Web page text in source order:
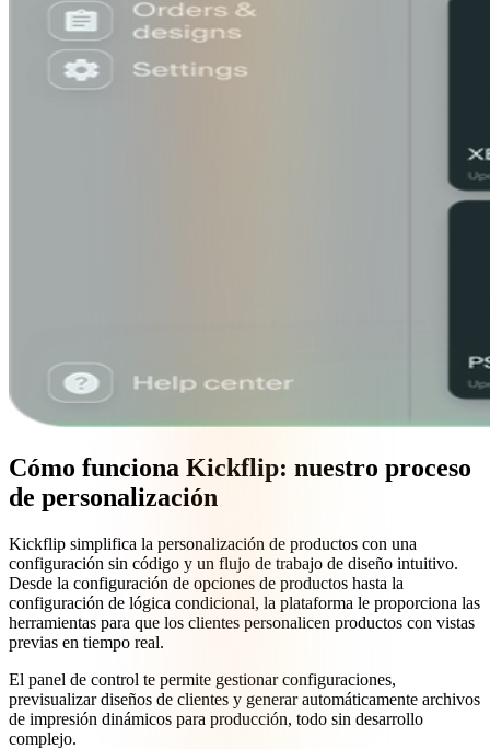
Cómo funciona Kickflip: nuestro proceso
de personalización
Kickflip simplifica la personalización de productos con una
configuración sin código y un flujo de trabajo de diseño intuitivo.
Desde la configuración de opciones de productos hasta la
configuración de lógica condicional, la plataforma le proporciona las
herramientas para que los clientes personalicen productos con vistas
previas en tiempo real.
El panel de control te permite gestionar configuraciones,
previsualizar diseños de clientes y generar automáticamente archivos
de impresión dinámicos para producción, todo sin desarrollo
complejo.